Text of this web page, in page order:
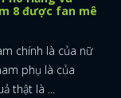
8 được fan mê
chính là của nữ
phụ là của
thật là ...